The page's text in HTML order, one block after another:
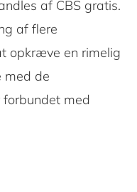
af CBS gratis.
af flere
opkræve en rimelig
med de
med